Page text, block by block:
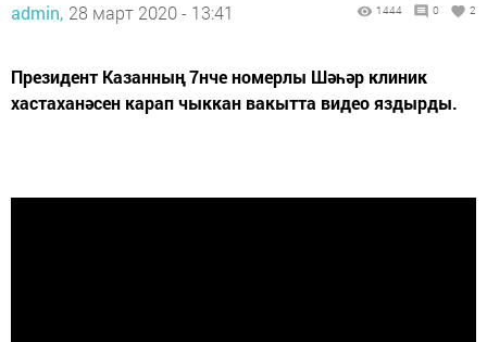
admin, 28 март 2020 - 13:41 1444 0 2
Президент Казанның 7нче номерлы Шәһәр клиник
хастаханәсен карап чыккан вакытта видео яздырды.